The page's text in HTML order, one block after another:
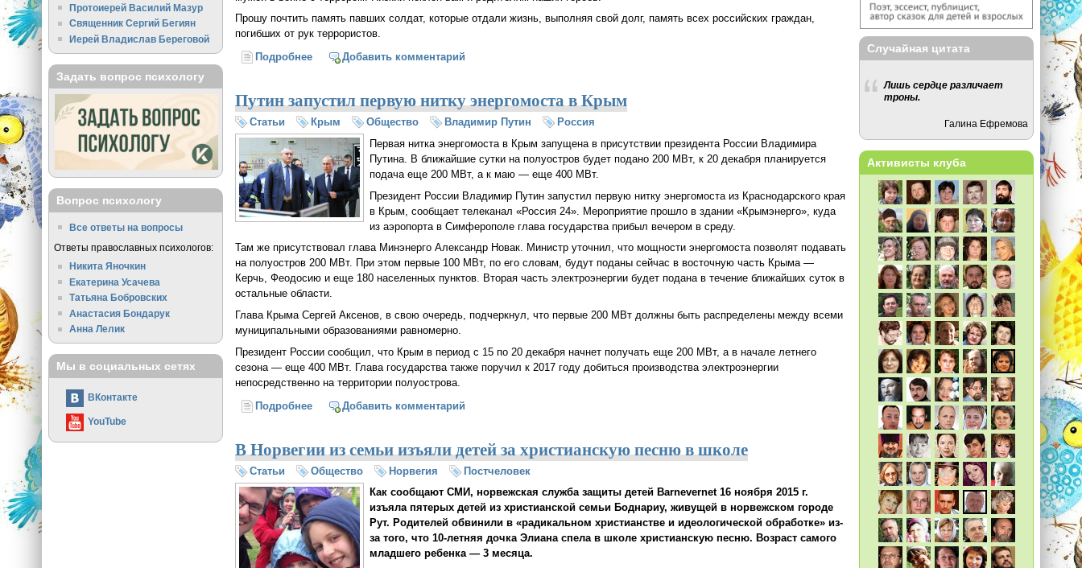
Прошу почтить память павших солдат, которые отдали жизнь, выполняя свой долг, память всех российских граждан,
погибших от рук террористов.
Подробнеео Послание Президента Путина Федеральному Собранию (2015)
Добавить комментарий
Путин запустил первую нитку энергомоста в Крым
Статьи Крым Общество Владимир Путин
Россия
Первая нитка энергомоста в Крым запущена в присутствии президента России Владимира
Путина. В ближайшие сутки на полуостров будет подано 200 МВт, к 20 декабря планируется
подача еще 200 МВт, а к маю — еще 400 МВт.
Президент России Владимир Путин запустил первую нитку энергомоста из Краснодарского края
в Крым, сообщает телеканал «Россия 24». Мероприятие прошло в здании «Крымэнерго», куда
из аэропорта в Симферополе глава государства прибыл вечером в среду.
Там же присутствовал глава Минэнерго Александр Новак. Министр уточнил, что мощности энергомоста позволят подавать
на полуостров 200 МВт. При этом первые 100 МВт, по его словам, будут поданы сейчас в восточную часть Крыма —
Керчь, Феодосию и еще 180 населенных пунктов. Вторая часть электроэнергии будет подана в течение ближайших суток в
остальные области.
Глава Крыма Сергей Аксенов, в свою очередь, подчеркнул, что первые 200 МВт должны быть распределены между всеми
муниципальными образованиями равномерно.
Президент России сообщил, что Крым в период с 15 по 20 декабря начнет получать еще 200 МВт, а в начале летнего
сезона — еще 400 МВт. Глава государства также поручил к 2017 году добиться производства электроэнергии
непосредственно на территории полуострова.
Подробнеео Путин запустил первую нитку энергомоста в Крым
Добавить комментарий
В Норвегии из семьи изъяли детей за христианскую песню в школе
Статьи Общество Норвегия
Постчеловек
Как сообщают СМИ, норвежская служба защиты детей Barnevernet 16 ноября 2015 г.
изъяла пятерых детей из христианской семьи Боднариу, живущей в норвежском городе
Рут. Родителей обвинили в «радикальном христианстве и идеологической обработке» из-
за того, что 10-летняя дочка Элиана спела в школе христианскую песню. Возраст самого
младшего ребенка — 3 месяца.
Протоиерей Василий Мазур
Священник Сергий Бегиян
Иерей Владислав Береговой
Задать вопрос психологу
Вопрос психологу
Все ответы на вопросы
Ответы православных психологов:
Никита Яночкин
Екатерина Усачева
Татьяна Бобровских
Анастасия Бондарук
Анна Лелик
Мы в социальных сетях
ВКонтакте
YouTube
Случайная цитата
Лишь сердце различает
троны.
Галина Ефремова
Активисты клуба